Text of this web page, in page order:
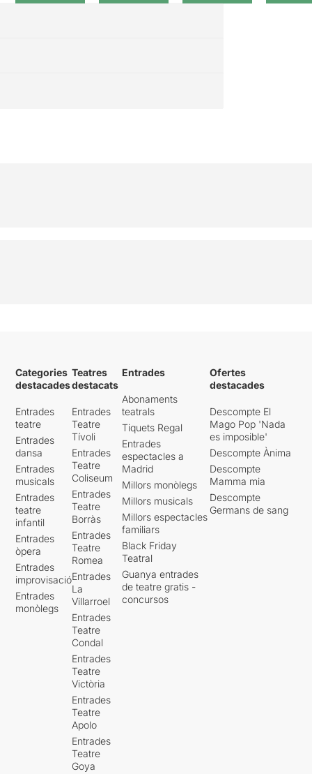
Categories
destacades
Entrades
teatre
Entrades
dansa
Entrades
musicals
Entrades
teatre
infantil
Entrades
òpera
Entrades
improvisació
Entrades
monòlegs
Teatres
destacats
Entrades
Teatre
Tívoli
Entrades
Teatre
Coliseum
Entrades
Teatre
Borràs
Entrades
Teatre
Romea
Entrades
La
Villarroel
Entrades
Teatre
Condal
Entrades
Teatre
Victòria
Entrades
Teatre
Apolo
Entrades
Teatre
Goya
Entrades
Abonaments
teatrals
Tiquets Regal
Entrades
espectacles a
Madrid
Millors monòlegs
Millors musicals
Millors espectacles
familiars
Black Friday
Teatral
Guanya entrades
de teatre gratis -
concursos
Ofertes
destacades
Descompte El
Mago Pop 'Nada
es imposible'
Descompte Ànima
Descompte
Mamma mia
Descompte
Germans de sang